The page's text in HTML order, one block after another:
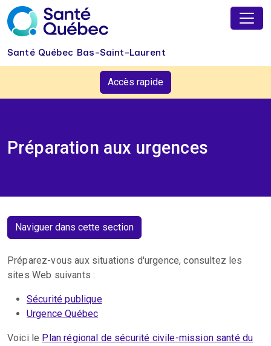
Skip to main content
Santé Québec Bas-Saint-Laurent
Accès rapide
Préparation aux urgences
Naviguer dans cette section
Préparez-vous aux situations d'urgence, consultez les
sites Web suivants :
Sécurité publique
Urgence Québec
Voici le Plan régional de sécurité civile-mission santé du